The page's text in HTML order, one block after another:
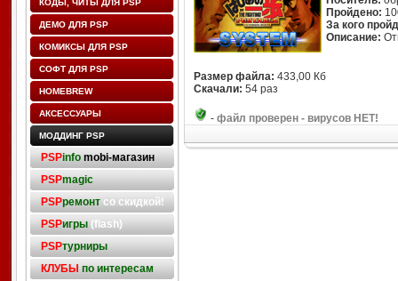
КОДЫ, ЧИТЫ ДЛЯ PSP
ДЕМО ДЛЯ PSP
КОМИКСЫ ДЛЯ PSP
СОФТ ДЛЯ PSP
HOMEBREW
АКСЕССУАРЫ
МОДДИНГ PSP
PSPinfo mobi-магазин
PSPmagic
PSPремонтсо скидкой!
PSPигры(flash)
PSPтурниры
КЛУБЫ по интересам
Пройдено:
За кого
Описание:
Размер файла: 433,00 Кб
Скачали: 54 раз
- файл проверен - вирусов НЕТ!